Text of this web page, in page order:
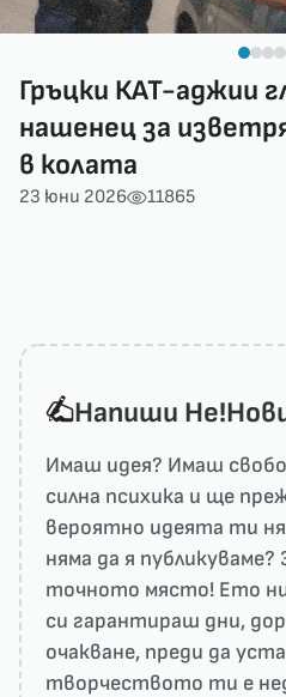
Гръцки КАТ-аджии
нашенец за
в колата
23 юни 2026 11865
Напиши
Имаш идея? Имаш
силна психика и ще
вероятно идеята ти
няма да я публикуваме?
точното място! Ето
си гарантираш дни,
очакване, преди да
творчеството ти е